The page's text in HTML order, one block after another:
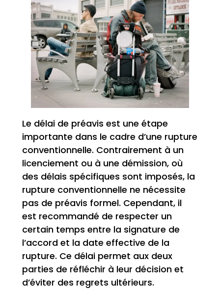
Le délai de préavis est une étape
importante dans le cadre d’une rupture
conventionnelle. Contrairement à un
licenciement ou à une démission, où
des délais spécifiques sont imposés, la
rupture conventionnelle ne nécessite
pas de préavis formel. Cependant, il
est recommandé de respecter un
certain temps entre la signature de
l’accord et la date effective de la
rupture. Ce délai permet aux deux
parties de réfléchir à leur décision et
d’éviter des regrets ultérieurs.